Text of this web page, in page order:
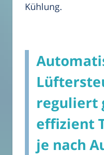
Kühlung.
reguliert
effizient
je nach